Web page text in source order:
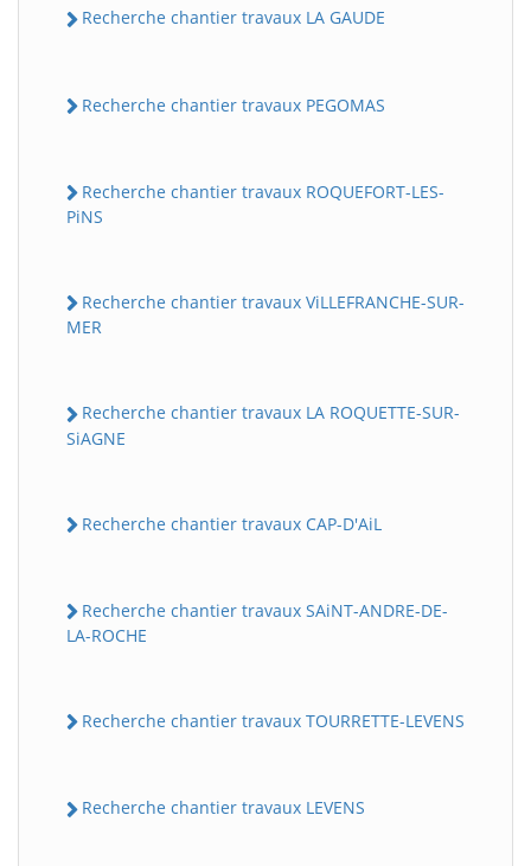
Recherche chantier travaux LA GAUDE
Recherche chantier travaux PEGOMAS
Recherche chantier travaux ROQUEFORT-LES-
PiNS
Recherche chantier travaux ViLLEFRANCHE-SUR-
MER
Recherche chantier travaux LA ROQUETTE-SUR-
SiAGNE
Recherche chantier travaux CAP-D'AiL
Recherche chantier travaux SAiNT-ANDRE-DE-
LA-ROCHE
Recherche chantier travaux TOURRETTE-LEVENS
Recherche chantier travaux LEVENS